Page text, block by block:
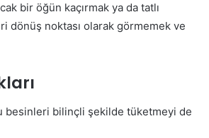
bir öğün kaçırmak ya da tatlı
dönüş noktası olarak görmemek ve
besinleri bilinçli şekilde tüketmeyi de